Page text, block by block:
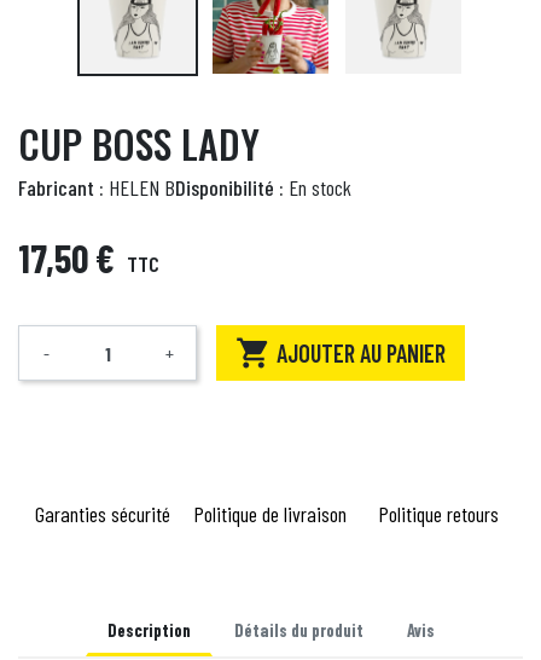
CUP BOSS LADY
Fabricant : HELEN BDisponibilité : En stock
17,50 € TTC
Quantité
- +  AJOUTER AU PANIER
Garanties sécurité Politique de livraison Politique retours
Description Détails du produit Avis